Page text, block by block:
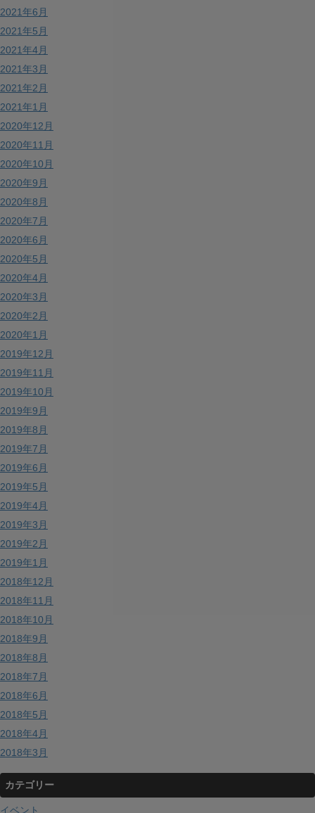
2021年6月
2021年5月
2021年4月
2021年3月
2021年2月
2021年1月
2020年12月
2020年11月
2020年10月
2020年9月
2020年8月
2020年7月
2020年6月
2020年5月
2020年4月
2020年3月
2020年2月
2020年1月
2019年12月
2019年11月
2019年10月
2019年9月
2019年8月
2019年7月
2019年6月
2019年5月
2019年4月
2019年3月
2019年2月
2019年1月
2018年12月
2018年11月
2018年10月
2018年9月
2018年8月
2018年7月
2018年6月
2018年5月
2018年4月
2018年3月
カテゴリー
イベント